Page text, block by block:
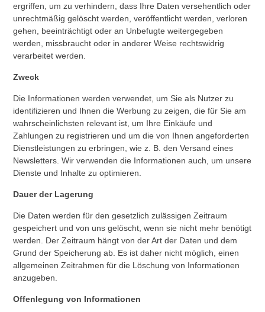
ergriffen, um zu verhindern, dass Ihre Daten versehentlich oder
unrechtmäßig gelöscht werden, veröffentlicht werden, verloren
gehen, beeinträchtigt oder an Unbefugte weitergegeben
werden, missbraucht oder in anderer Weise rechtswidrig
verarbeitet werden.
Zweck
Die Informationen werden verwendet, um Sie als Nutzer zu
identifizieren und Ihnen die Werbung zu zeigen, die für Sie am
wahrscheinlichsten relevant ist, um Ihre Einkäufe und
Zahlungen zu registrieren und um die von Ihnen angeforderten
Dienstleistungen zu erbringen, wie z. B. den Versand eines
Newsletters. Wir verwenden die Informationen auch, um unsere
Dienste und Inhalte zu optimieren.
Dauer der Lagerung
Die Daten werden für den gesetzlich zulässigen Zeitraum
gespeichert und von uns gelöscht, wenn sie nicht mehr benötigt
werden. Der Zeitraum hängt von der Art der Daten und dem
Grund der Speicherung ab. Es ist daher nicht möglich, einen
allgemeinen Zeitrahmen für die Löschung von Informationen
anzugeben.
Offenlegung von Informationen